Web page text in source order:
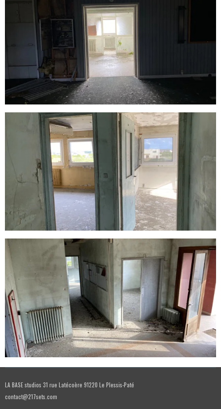
LA BASE studios 31 rue Latécoère 91220 Le Plessis-Paté
contact@217sets.com